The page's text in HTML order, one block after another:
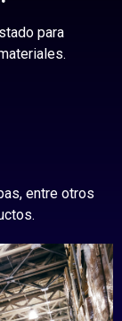
para
entre otros